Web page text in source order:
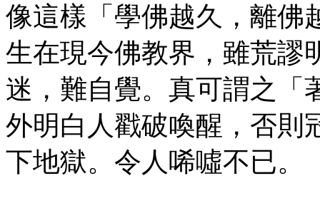
像這樣「學佛越久，離佛
生在現今佛教界，雖荒謬
迷，難自覺。真可謂之「
外明白人戳破喚醒，否則
下地獄。令人唏噓不已。